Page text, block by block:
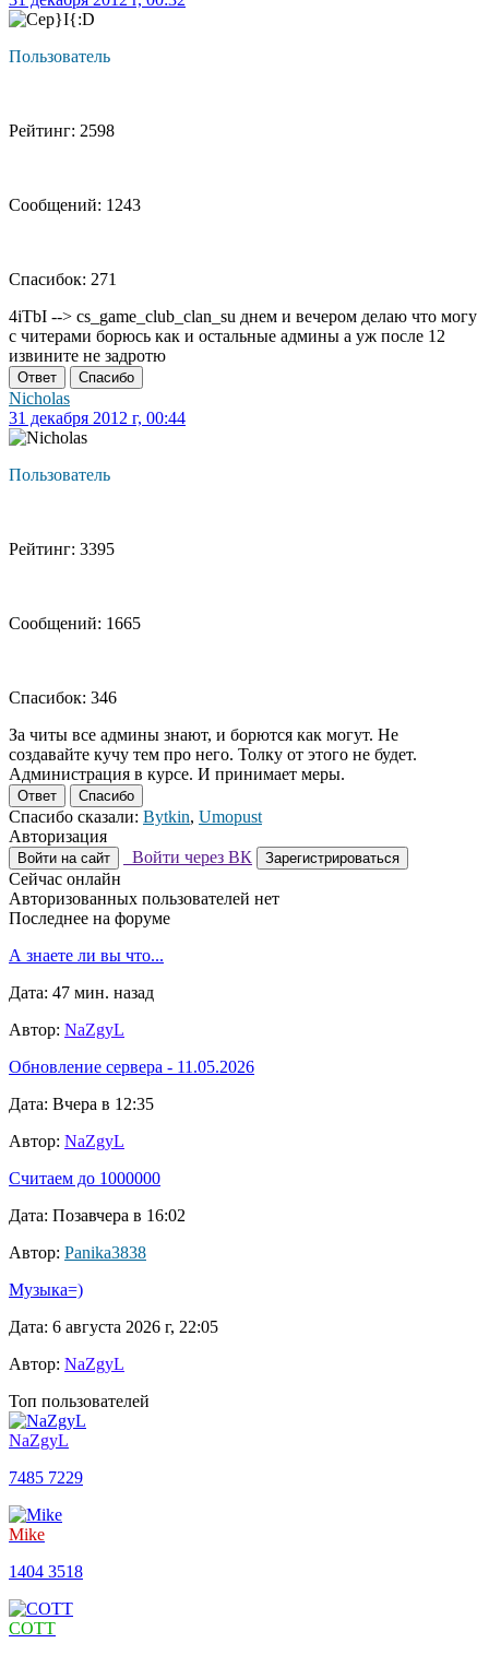
Пользователь
Рейтинг: 2598
Сообщений: 1243
Спасибок: 271
4iTbI --> cs_game_club_clan_su днем и вечером делаю что могу
с читерами борюсь как и остальные админы а уж после 12
извините не задротю
Ответ Спасибо
Nicholas
31 декабря 2012 г, 00:44
Пользователь
Рейтинг: 3395
Сообщений: 1665
Спасибок: 346
За читы все админы знают, и борются как могут. Не
создавайте кучу тем про него. Толку от этого не будет.
Администрация в курсе. И принимает меры.
Ответ Спасибо
Спасибо сказали: Bytkin, Umopust
Авторизация
Войти на сайт Войти через ВК Зарегистрироваться
Сейчас онлайн
Авторизованных пользователей нет
Последнее на форуме
А знаете ли вы что...
Дата: 47 мин. назад
Автор: NaZgyL
Обновление сервера - 11.05.2026
Дата: Вчера в 12:35
Автор: NaZgyL
Считаем до 1000000
Дата: Позавчера в 16:02
Автор: Panika3838
Музыка=)
Дата: 6 августа 2026 г, 22:05
Автор: NaZgyL
Топ пользователей
NaZgyL
7485 7229
Mike
1404 3518
COTT